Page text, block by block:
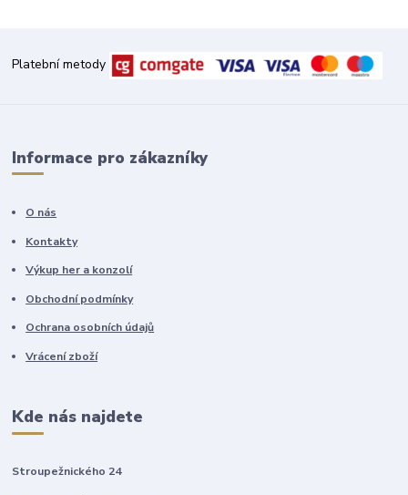
Platební metody
Informace pro zákazníky
O nás
Kontakty
Výkup her a konzolí
Obchodní podmínky
Ochrana osobních údajů
Vrácení zboží
Kde nás najdete
Stroupežnického 24